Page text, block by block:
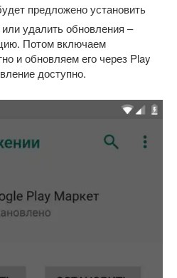
предложено установить
удалить обновления –
Потом включаем
и обновляем его через Play
доступно.